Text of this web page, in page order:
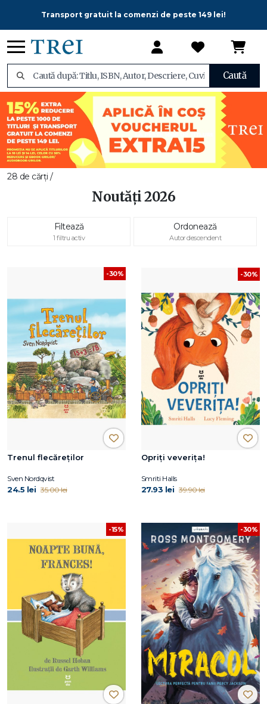
Transport gratuit la comenzi de peste 149 lei!
Caută
28 de cărți /
Noutăți 2026
Filtează
1 filtru activ
Ordonează
Autor descendent
-30%
Trenul flecăreților
Sven Nordqvist
24.5 lei 35.00 lei
-30%
Opriți veverița!
Smriti Halls
27.93 lei 39.90 lei
-15% -30%